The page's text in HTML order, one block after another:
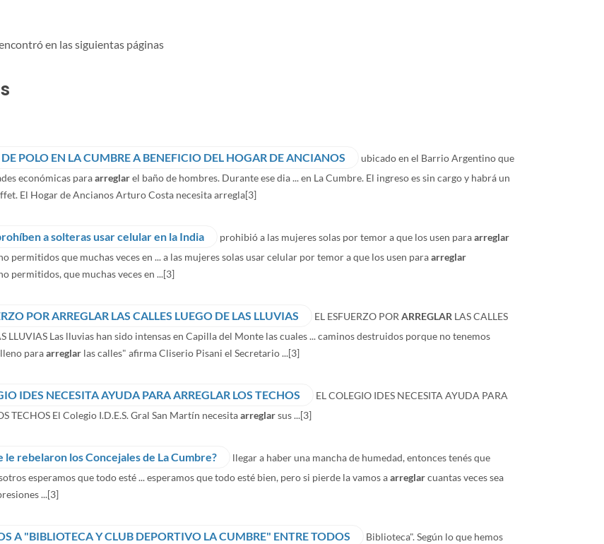
en las siguientas páginas
POLO EN LA CUMBRE A BENEFICIO DEL HOGAR DE ANCIANOS
ubicado en el Barrio Argentino que
económicas paraarreglarel baño de hombres. Durante ese dia ... en La Cumbre. El ingreso es sin cargo y habrá un
El Hogar de Ancianos Arturo Costa necesita arregla[3]
a solteras usar celular en la India prohibió a las mujeres solas por temor a que los usen paraarreglar
permitidos que muchas veces en ... a las mujeres solas usar celular por temor a que los usen paraarreglar
permitidos, que muchas veces en ...[3]
POR ARREGLAR LAS CALLES LUEGO DE LAS LLUVIAS EL ESFUERZO POR ARREGLAR LAS CALLES
LLUVIAS Las lluvias han sido intensas en Capilla del Monte las cuales ... caminos destruidos porque no tenemos
paraarreglar las calles" afirma Cliserio Pisani el Secretario ...[3]
IDES NECESITA AYUDA PARA ARREGLAR LOS TECHOS
EL COLEGIO IDES NECESITA AYUDA PARA
TECHOS El Colegio I.D.E.S. Gral San Martín necesitaarreglarsus ...[3]
le rebelaron los Concejales de La Cumbre?
llegar a haber una mancha de humedad, entonces tenés que
esperamos que todo esté ... esperamos que todo esté bien, pero si pierde la vamos aarreglarcuantas veces sea
...[3]
A "BIBLIOTECA Y CLUB DEPORTIVO LA CUMBRE" ENTRE TODOS
Biblioteca". Según lo que hemos